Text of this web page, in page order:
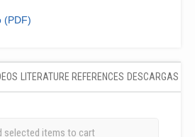
(PDF)
LITERATURE REFERENCES DESCARGAS
selected items to cart